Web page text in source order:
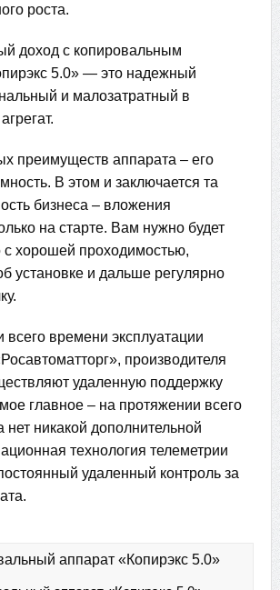
роста.
доход с копировальным
5.0» — это надежный
и малозатратный в
преимуществ аппарата – его
В этом и заключается та
бизнеса – вложения
на старте. Вам нужно будет
с хорошей проходимостью,
установке и дальше регулярно
всего времени эксплуатации
производителя
удаленную поддержку
главное – на протяжении всего
нет никакой дополнительной
технология телеметрии
удаленный контроль за